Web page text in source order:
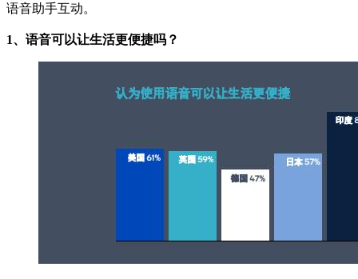
语音助手互动。
1、语音可以让生活更便捷吗？